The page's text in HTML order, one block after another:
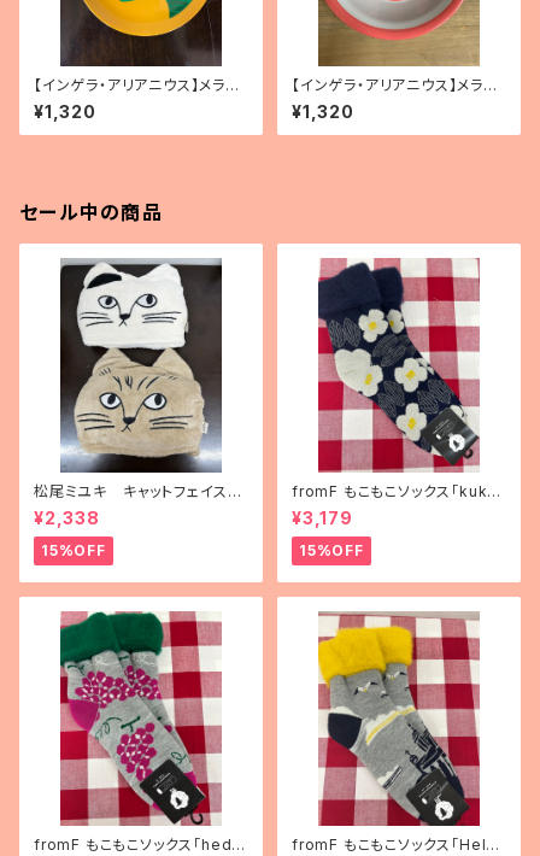
【インゲラ・アリアニウス】メラミ
ンプレート（ワニ）
¥1,320
【インゲラ・アリアニウス】メラミ
ンボウル（コアラ）
¥1,320
セール中の商品
松尾ミユキ キャットフェイスブ
ランケット
¥2,338
15%OFF
fromF もこもこソックス「kukka
puutarha（花畑）」
¥3,179
15%OFF
fromF もこもこソックス「hedel
fromF もこもこソックス「Helsi